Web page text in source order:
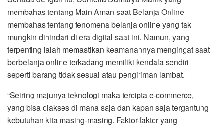
membahas tentang Main Aman saat Belanja Online
membahas tentang fenomena belanja online yang tak
mungkin dihindari di era digital saat ini. Namun, yang
terpenting ialah memastikan keamanannya mengingat saat
berbelanja online terkadang memiliki kendala sendiri
seperti barang tidak sesuai atau pengiriman lambat.
“Seiring majunya teknologi maka tercipta e-commerce,
yang bisa diakses di mana saja dan kapan saja tergantung
kebutuhan kita masing-masing. Faktor-faktor yang